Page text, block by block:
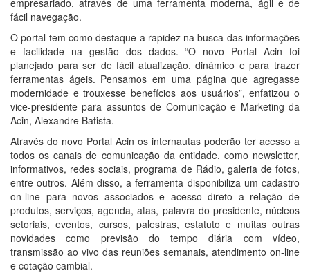
empresariado, através de uma ferramenta moderna, ágil e de
fácil navegação.
O portal tem como destaque a rapidez na busca das informações
e facilidade na gestão dos dados. “O novo Portal Acin foi
planejado para ser de fácil atualização, dinâmico e para trazer
ferramentas ágeis. Pensamos em uma página que agregasse
modernidade e trouxesse benefícios aos usuários”, enfatizou o
vice-presidente para assuntos de Comunicação e Marketing da
Acin, Alexandre Batista.
Através do novo Portal Acin os internautas poderão ter acesso a
todos os canais de comunicação da entidade, como newsletter,
informativos, redes sociais, programa de Rádio, galeria de fotos,
entre outros. Além disso, a ferramenta disponibiliza um cadastro
on-line para novos associados e acesso direto a relação de
produtos, serviços, agenda, atas, palavra do presidente, núcleos
setoriais, eventos, cursos, palestras, estatuto e muitas outras
novidades como previsão do tempo diária com vídeo,
transmissão ao vivo das reuniões semanais, atendimento on-line
e cotação cambial.